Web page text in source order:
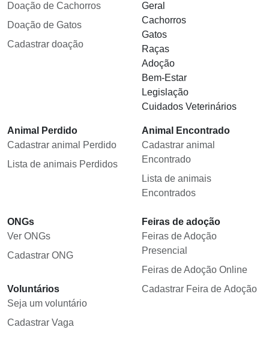
Doação de Cachorros
Doação de Gatos
Cadastrar doação
Geral
Cachorros
Gatos
Raças
Adoção
Bem-Estar
Legislação
Cuidados Veterinários
Animal Perdido
Cadastrar animal Perdido
Lista de animais Perdidos
Animal Encontrado
Cadastrar animal
Encontrado
Lista de animais
Encontrados
ONGs
Ver ONGs
Cadastrar ONG
Voluntários
Seja um voluntário
Cadastrar Vaga
Feiras de adoção
Feiras de Adoção
Presencial
Feiras de Adoção Online
Cadastrar Feira de Adoção